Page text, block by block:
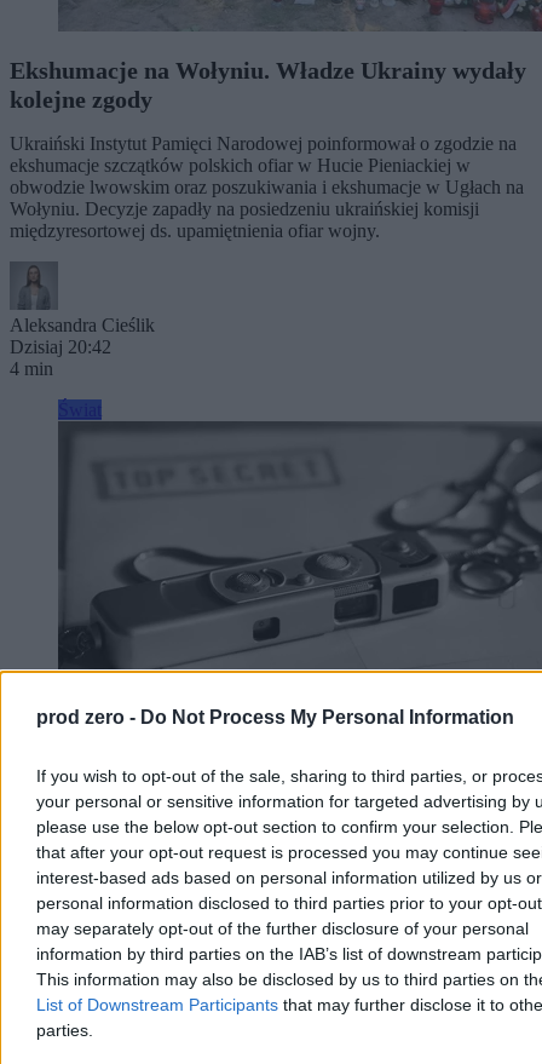
prod zero - Do Not Process My Personal Information
If you wish to opt-out of the sale, sharing to third parties, or
your personal or sensitive information for targeted advertising by
please use the below opt-out section to confirm your selection.
that after your opt-out request is processed you may continue
interest-based ads based on personal information utilized by us or
personal information disclosed to third parties prior to your opt-
may separately opt-out of the further disclosure of your personal
information by third parties on the IAB’s list of downstream
This information may also be disclosed by us to third parties on
List of Downstream Participants that may further disclose it to
parties.
Ekshumacje na Wołyniu. Władze Ukrainy wydały
kolejne zgody
Ukraiński Instytut Pamięci Narodowej poinformował o zgodzie na
ekshumacje szczątków polskich ofiar w Hucie Pieniackiej w
obwodzie lwowskim oraz poszukiwania i ekshumacje w Ugłach na
Wołyniu. Decyzje zapadły na posiedzeniu ukraińskiej komisji
międzyresortowej ds. upamiętnienia ofiar wojny.
Aleksandra Cieślik
Dzisiaj 20:42
4 min
Ranking europejskich wywiadów. Polska w
pierwszej dziesiątce
Wielka Brytania ma najlepszy wywiad w Europie, a Polska znalazła
się na dziewiątym miejscu – wynika z rankingu francuskiego
magazynu „L'Express”. Zestawienie powstało na podstawie ocen 60
ekspertów z 25 krajów. W czołówce znalazły się także Francja,
Holandia i Ukraina.
Aleksandra Cieślik